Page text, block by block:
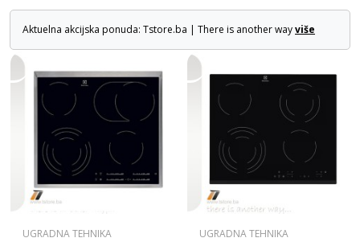
Aktuelna akcijska ponuda: Tstore.ba | There is another wayviše
UGRADNA TEHNIKA UGRADNA TEHNIKA